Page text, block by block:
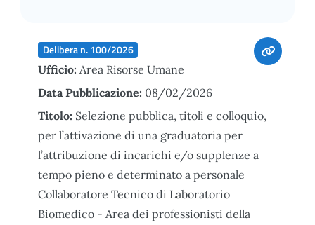
Delibera n. 100/2026
Ufficio: Area Risorse Umane
Data Pubblicazione: 08/02/2026
Titolo: Selezione pubblica, titoli e colloquio,
per l’attivazione di una graduatoria per
l’attribuzione di incarichi e/o supplenze a
tempo pieno e determinato a personale
Collaboratore Tecnico di Laboratorio
Biomedico - Area dei professionisti della